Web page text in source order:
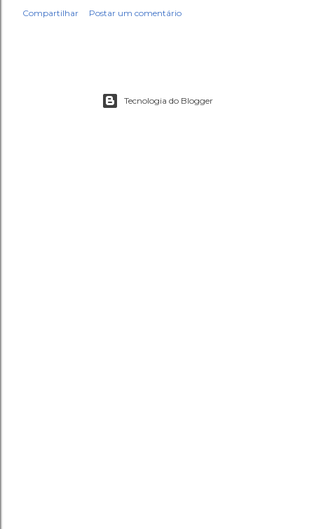
Compartilhar Postar um comentário
Tecnologia do Blogger